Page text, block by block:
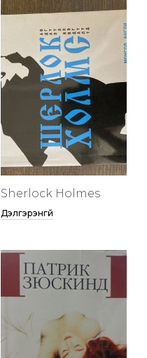
Sherlock Holmes
Дэлгэрэнгүй